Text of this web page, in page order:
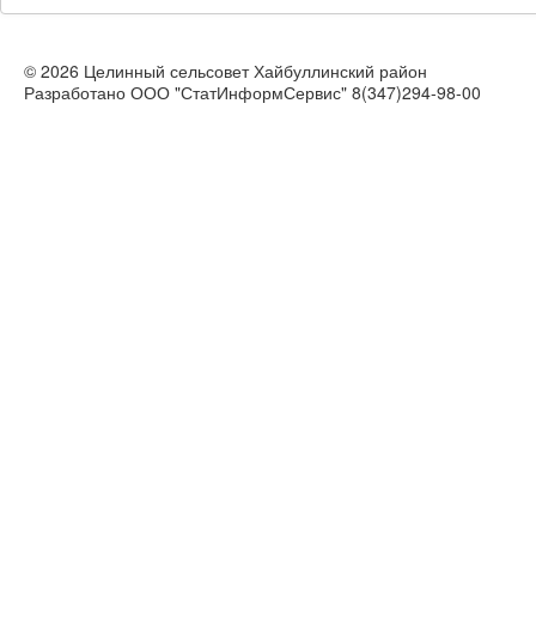
© 2026 Целинный сельсовет Хайбуллинский район
Разработано ООО "СтатИнформСервис" 8(347)294-98-00